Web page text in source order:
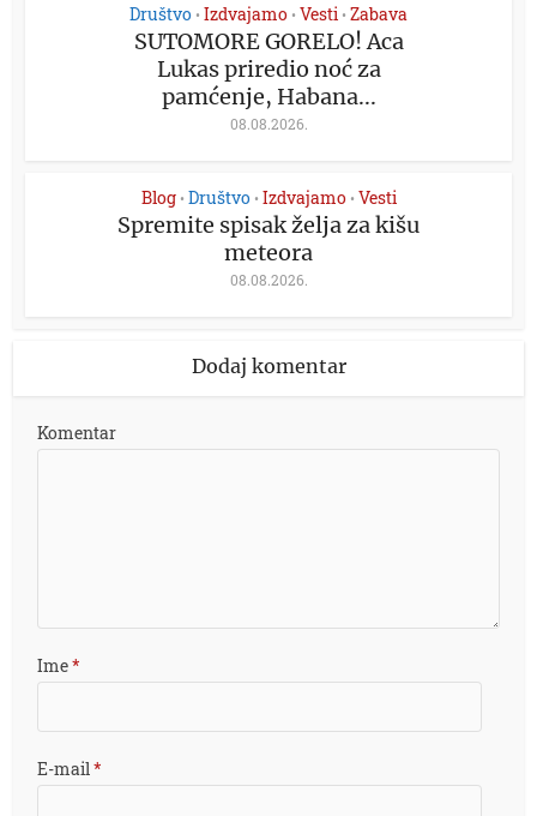
Društvo • Izdvajamo • Vesti • Zabava
SUTOMORE GORELO! Aca
Lukas priredio noć za
pamćenje, Habana...
08.08.2026.
Blog • Društvo • Izdvajamo • Vesti
Spremite spisak želja za kišu
meteora
08.08.2026.
Dodaj komentar
Komentar
Ime*
E-mail*